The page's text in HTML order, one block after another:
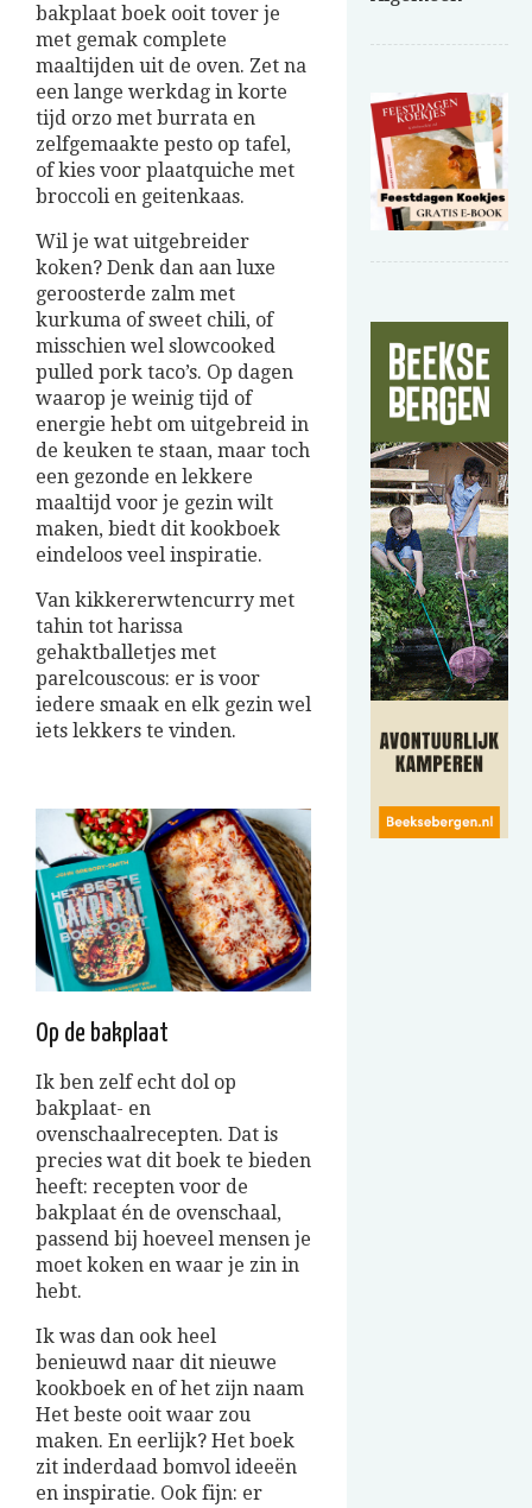
bakplaat boek ooit tover je
met gemak complete
maaltijden uit de oven. Zet na
een lange werkdag in korte
tijd orzo met burrata en
zelfgemaakte pesto op tafel,
of kies voor plaatquiche met
broccoli en geitenkaas.
Wil je wat uitgebreider
koken? Denk dan aan luxe
geroosterde zalm met
kurkuma of sweet chili, of
misschien wel slowcooked
pulled pork taco’s. Op dagen
waarop je weinig tijd of
energie hebt om uitgebreid in
de keuken te staan, maar toch
een gezonde en lekkere
maaltijd voor je gezin wilt
maken, biedt dit kookboek
eindeloos veel inspiratie.
Van kikkererwtencurry met
tahin tot harissa
gehaktballetjes met
parelcouscous: er is voor
iedere smaak en elk gezin wel
iets lekkers te vinden.
Op de bakplaat
Ik ben zelf echt dol op
bakplaat- en
ovenschaalrecepten. Dat is
precies wat dit boek te bieden
heeft: recepten voor de
bakplaat én de ovenschaal,
passend bij hoeveel mensen je
moet koken en waar je zin in
hebt.
Ik was dan ook heel
benieuwd naar dit nieuwe
kookboek en of het zijn naam
Het beste ooit waar zou
maken. En eerlijk? Het boek
zit inderdaad bomvol ideeën
en inspiratie. Ook fijn: er